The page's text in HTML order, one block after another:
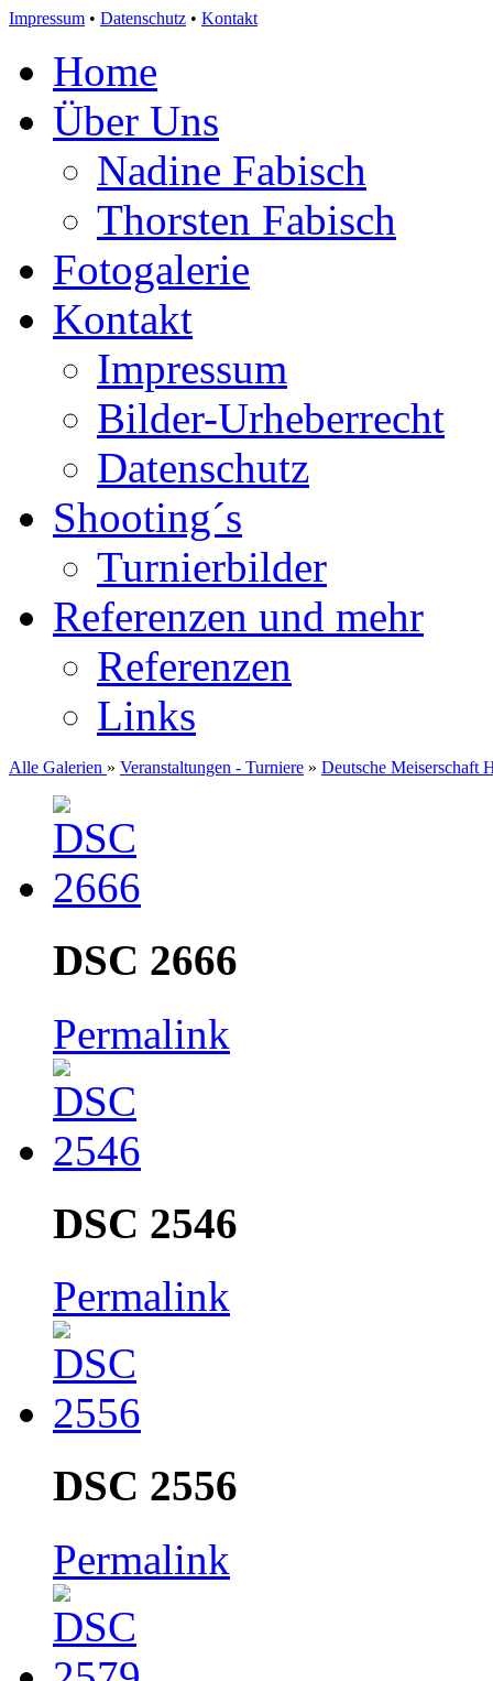
Impressum • Datenschutz • Kontakt
Home
Über Uns
Nadine Fabisch
Thorsten Fabisch
Fotogalerie
Kontakt
Impressum
Bilder-Urheberrecht
Datenschutz
Shooting´s
Turnierbilder
Referenzen und mehr
Referenzen
Links
Alle Galerien » Veranstaltungen - Turniere » Deutsche Meiserschaft
DSC 2666
Permalink
DSC 2546
Permalink
DSC 2556
Permalink